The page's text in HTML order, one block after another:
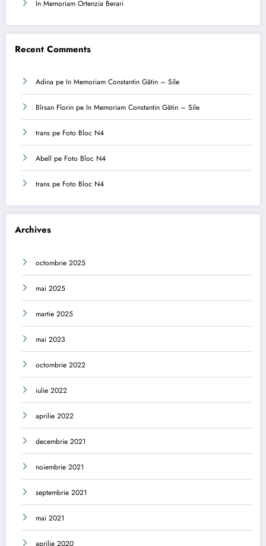
In Memoriam Ortenzia Berari
Recent Comments
Adina pe In Memoriam Constantin Gătin – Sile
Bîrsan Florin pe In Memoriam Constantin Gătin – Sile
trans pe Foto Bloc N4
Abell pe Foto Bloc N4
trans pe Foto Bloc N4
Archives
octombrie 2025
mai 2025
martie 2025
mai 2023
octombrie 2022
iulie 2022
aprilie 2022
decembrie 2021
noiembrie 2021
septembrie 2021
mai 2021
aprilie 2020